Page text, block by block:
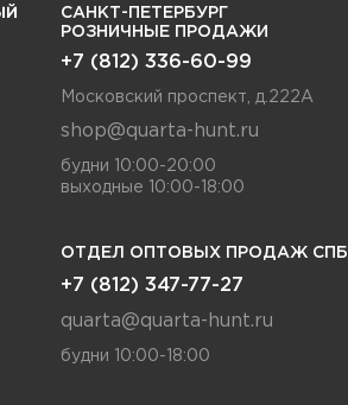
САНКТ-ПЕТЕРБУРГ
РОЗНИЧНЫЕ ПРОДАЖИ
+7 (812) 336-60-99
Московский проспект, д.222А
shop@quarta-hunt.ru
будни 10:00-20:00
выходные 10:00-18:00
ОТДЕЛ ОПТОВЫХ ПРОДАЖ СПБ
+7 (812) 347-77-27
quarta@quarta-hunt.ru
будни 10:00-18:00